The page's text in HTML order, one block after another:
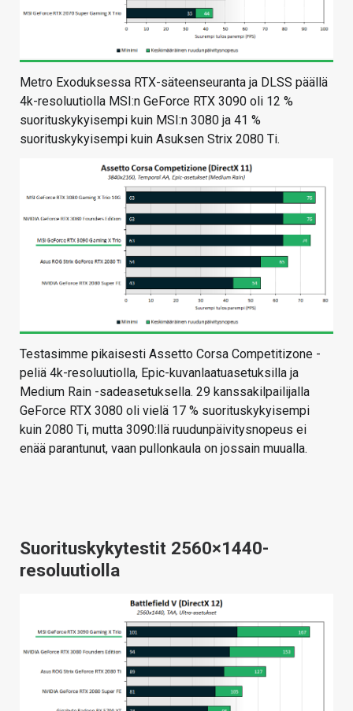
Metro Exoduksessa RTX-säteenseuranta ja DLSS päällä
4k-resoluutiolla MSI:n GeForce RTX 3090 oli 12 %
suorituskykyisempi kuin MSI:n 3080 ja 41 %
suorituskykyisempi kuin Asuksen Strix 2080 Ti.
Testasimme pikaisesti Assetto Corsa Competitizone -
peliä 4k-resoluutiolla, Epic-kuvanlaatuasetuksilla ja
Medium Rain -sadeasetuksella. 29 kanssakilpailijalla
GeForce RTX 3080 oli vielä 17 % suorituskykyisempi
kuin 2080 Ti, mutta 3090:llä ruudunpäivitysnopeus ei
enää parantunut, vaan pullonkaula on jossain muualla.
Suorituskykytestit 2560×1440-
resoluutiolla